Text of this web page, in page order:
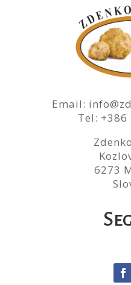
Email:
Tel: +386
6273